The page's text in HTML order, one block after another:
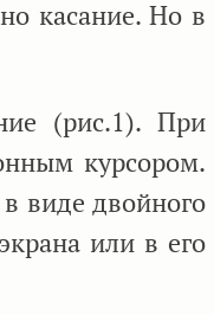
касание. Но в
(рис.1). При
курсором.
виде двойного
или в его